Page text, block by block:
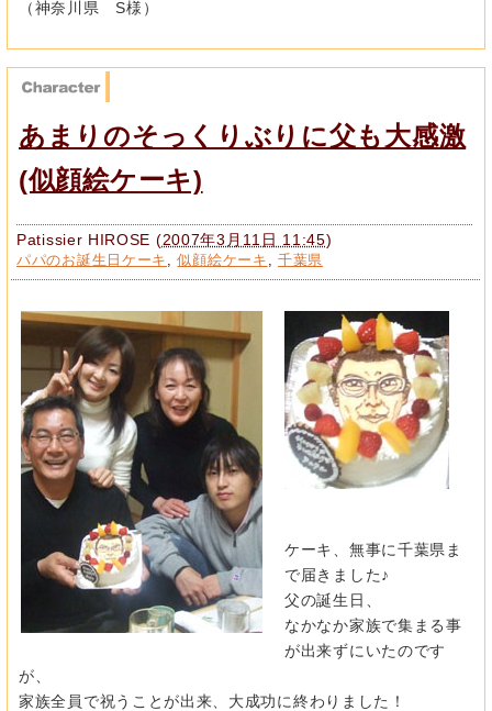
（神奈川県 S様）
あまりのそっくりぶりに父も大感激
(似顔絵ケーキ)
Patissier HIROSE (2007年3月11日 11:45)
パパのお誕生日ケーキ ,似顔絵ケーキ ,千葉県
ケーキ、無事に千葉県ま
で届きました♪
父の誕生日、
なかなか家族で集まる事
が出来ずにいたのです
が、
家族全員で祝うことが出来、大成功に終わりました！